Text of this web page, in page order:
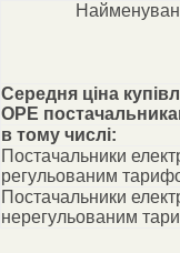
Середня ціна
ОРЕ
в тому числі:
Постачальники
регульованим
Постачальники
нерегульованим